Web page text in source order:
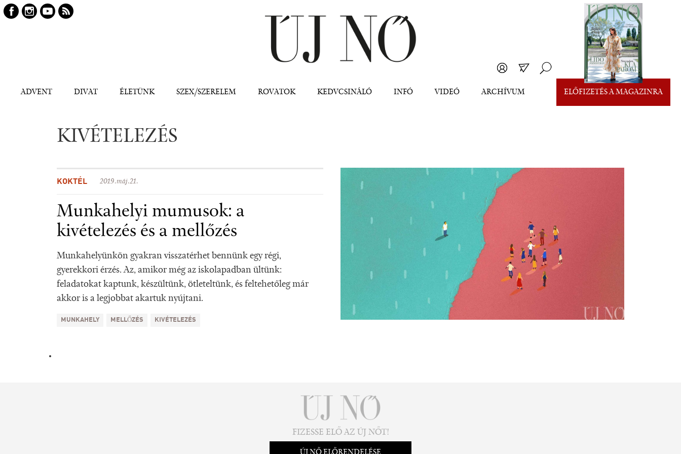
ADVENT DIVAT ÉLETÜNK SZEX/SZERELEM ROVATOK KEDVCSINÁLÓ INFÓ VIDEÓ ARCHÍVUM ELŐFIZETÉS A MAGAZINRA
KIVÉTELEZÉS
KOKTÉL 2019.máj.21.
Munkahelyi mumusok: a
kivételezés és a mellőzés
Munkahelyünkön gyakran visszatérhet bennünk egy régi,
gyerekkori érzés. Az, amikor még az iskolapadban ültünk:
feladatokat kaptunk, készültünk, ötleteltünk, és feltehetőleg már
akkor is a legjobbat akartuk nyújtani.
MUNKAHELY MELLŐZÉS KIVÉTELEZÉS
FIZESSE ELŐ AZ ÚJ NŐT!